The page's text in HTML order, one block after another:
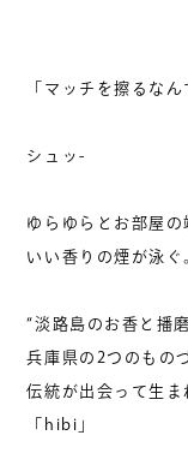
新入荷・再入荷
期間限定
カテゴリー別
お問い合わ
「マッチを擦るな
シュッ-
ゆらゆらとお部屋の
いい香りの煙が泳ぐ
“淡路島のお香と播
兵庫県の2つのもの
伝統が出会って生ま
「hibi」